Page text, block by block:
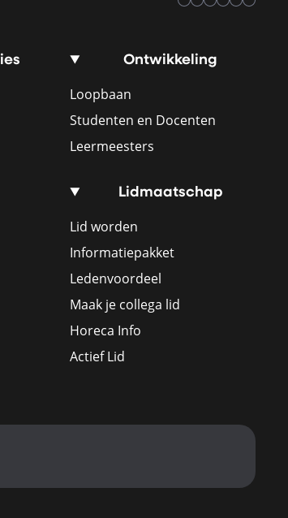
Ontwikkeling
Loopbaan
Studenten en Docenten
Leermeesters
Lidmaatschap
Lid worden
Informatiepakket
Ledenvoordeel
Maak je collega lid
Horeca Info
Actief Lid